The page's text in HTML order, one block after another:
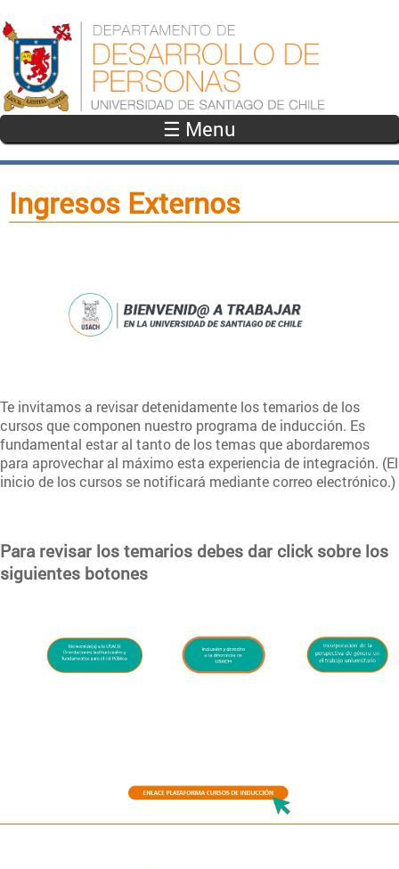
☰ Menu
Ingresos Externos
Te invitamos a revisar detenidamente los temarios de los
cursos que componen nuestro programa de inducción. Es
fundamental estar al tanto de los temas que abordaremos
para aprovechar al máximo esta experiencia de integración. (El
inicio de los cursos se notificará mediante correo electrónico.)
Para revisar los temarios debes dar click sobre los
siguientes botones